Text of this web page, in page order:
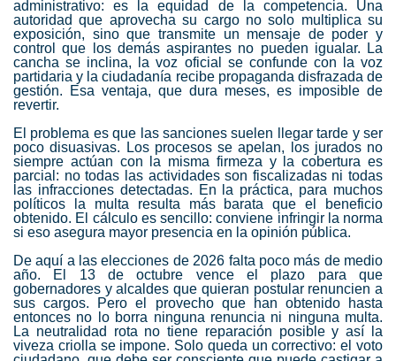
administrativo: es la equidad de la competencia. Una
autoridad que aprovecha su cargo no solo multiplica su
exposición, sino que transmite un mensaje de poder y
control que los demás aspirantes no pueden igualar. La
cancha se inclina, la voz oficial se confunde con la voz
partidaria y la ciudadanía recibe propaganda disfrazada de
gestión. Esa ventaja, que dura meses, es imposible de
revertir.
El problema es que las sanciones suelen llegar tarde y ser
poco disuasivas. Los procesos se apelan, los jurados no
siempre actúan con la misma firmeza y la cobertura es
parcial: no todas las actividades son fiscalizadas ni todas
las infracciones detectadas. En la práctica, para muchos
políticos la multa resulta más barata que el beneficio
obtenido. El cálculo es sencillo: conviene infringir la norma
si eso asegura mayor presencia en la opinión pública.
De aquí a las elecciones de 2026 falta poco más de medio
año. El 13 de octubre vence el plazo para que
gobernadores y alcaldes que quieran postular renuncien a
sus cargos. Pero el provecho que han obtenido hasta
entonces no lo borra ninguna renuncia ni ninguna multa.
La neutralidad rota no tiene reparación posible y así la
viveza criolla se impone. Solo queda un correctivo: el voto